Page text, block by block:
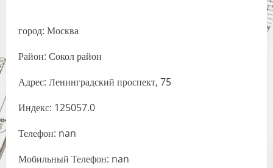
город: Москва
Район: Сокол район
Адрес: Ленинградский проспект, 75
Индекс: 125057.0
Телефон: nan
Мобильный Телефон: nan